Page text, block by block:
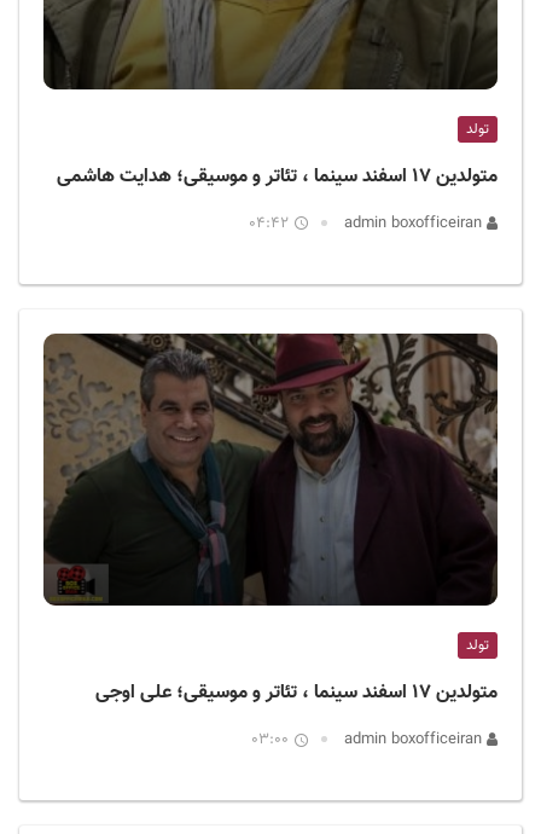
تولد
متولدین ۱۷ اسفند سینما ، تئاتر و موسیقی؛ هدایت هاشمی
04:42
تولد
متولدین ۱۷ اسفند سینما ، تئاتر و موسیقی؛ علی اوجی
03:00